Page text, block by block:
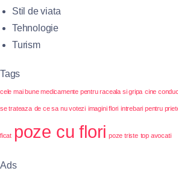
Stil de viata
Tehnologie
Turism
Tags
cele mai bune medicamente pentru raceala si gripa cine
se trateaza de ce sa nu votezi imagini flori intrebari pentru
ficat poze cu flori poze triste top avocati
Ads